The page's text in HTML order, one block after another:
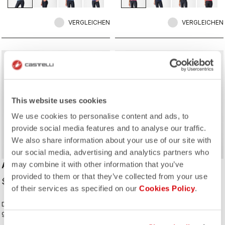
This website uses cookies
We use cookies to personalise content and ads, to
provide social media features and to analyse our traffic.
We also share information about your use of our site with
our social media, advertising and analytics partners who
may combine it with other information that you’ve
provided to them or that they’ve collected from your use
of their services as specified on our Cookies Policy.
VERGLEICHEN VERGLEICHEN
ANIMA FLOW SLEEVELESS
$189.00
Das Anima Flow Jersey ist die
gelungene Mischung aus
COMFORT TRAVEL MESH
TOP
$109.00